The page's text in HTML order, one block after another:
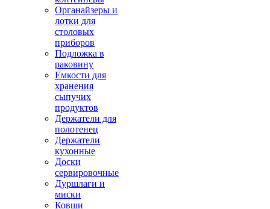
Органайзеры и
лотки для
столовых
приборов
Подложка в
раковину
Емкости для
хранения
сыпучих
продуктов
Держатели для
полотенец
Держатели
кухонные
Доски
сервировочные
Дуршлаги и
миски
Ковши